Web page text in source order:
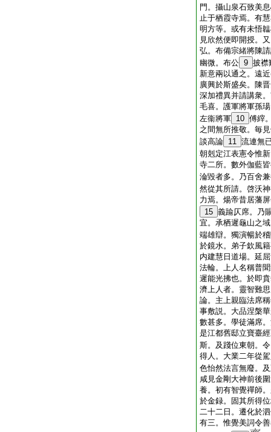
門。攝山泉石致美
止于栖霞寺焉。有
明方等。或有未悟
見欣然便即開授。
弘。布備宗緒將陳
幽微。布公 9 披襟
新意兩以通之。遠
廣興於斯盛矣。陳
深加禮異并請講衆
毛喜。護軍將軍孫
左衞將軍 10 傅縡
之間無所推敬。毎
談高論 11 流連無
朝剋定江表憲令惟
寺二所。數外伽藍
淪毀者多。乃百舍
然從其所請。啓沃
力焉。煬帝昔居藩
15 義踰仄席。乃
宜。承栖遲龜山之
端雄辯。獨演暢於
於鏡水。弟子欽風
内建慧日道場。延
法輪。上人名稱普
遲能光拂也。於即
濟上人者。靈智難
論。主上親臨法席
事敷説。大品涅槃
數甚多。學徒滿席
是江都舊邸立寶臺
斯。及踐位東朝。
得人。大業二年從
色怡然法言無廢。
咸見金剛大神前後
養。初有智覺禪師
於金録。固其所得
二十二日。遷化於
有三。惟覺美詞令